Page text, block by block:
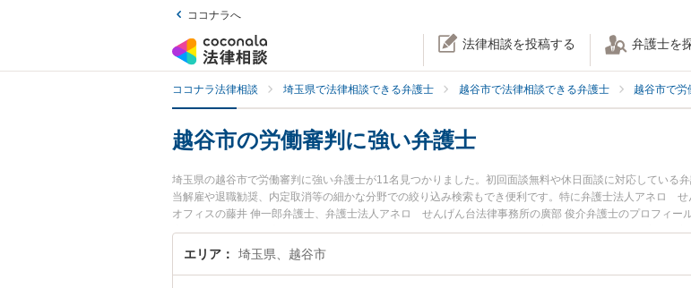
ココナラへ
法律相談を投稿する 弁護士を
ココナラ法律相談 埼玉県で法律相談できる弁護士 越谷市で法律相談できる弁護士 越谷市で労
越谷市の労働審判に強い弁護士
埼玉県の越谷市で労働審判に強い弁護士が11名見つかりました。初回面談無料や休日面談に対応している
当解雇や退職勧奨、内定取消等の細かな分野での絞り込み検索もでき便利です。特に弁護士法人アネロ
オフィスの藤井 伸一郎弁護士、弁護士法人アネロ せんげん台法律事務所の廣部 俊介弁護士のプロフィー
夜間に発生した労働審判のトラブルを今すぐに弁護士に相談したい』『労働審判のトラブル解決の実績豊
きる越谷市内の弁護士に相談予約したい』などでお困りの相談者さんにおすすめです。
エリア 埼玉県、越谷市